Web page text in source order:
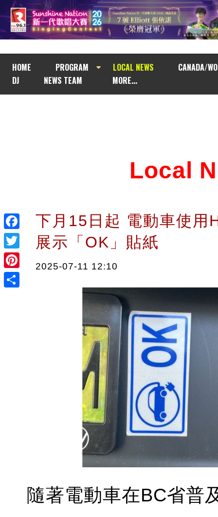
HOME PROGRAM LOCAL NEWS
CANADA/
DJ
NEWS TEAM MORE...
Facebook
Twitter
Pinterest
Local
下月15日起 電動車使用
展示「OK」貼紙
2025-07-11 12:10
隨著電動車在BC省普